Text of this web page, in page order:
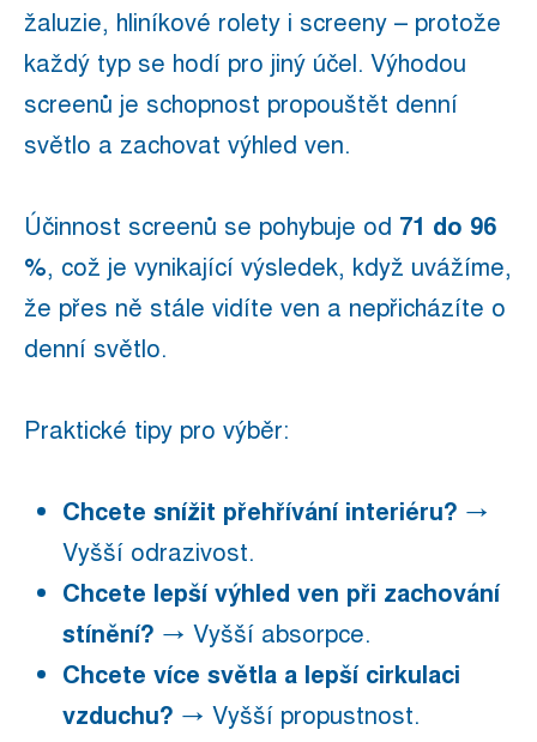
žaluzie, hliníkové rolety i screeny – protože
každý typ se hodí pro jiný účel. Výhodou
screenů je schopnost propouštět denní
světlo a zachovat výhled ven.
Účinnost screenů se pohybuje od 71 do 96
%, což je vynikající výsledek, když uvážíme,
že přes ně stále vidíte ven a nepřicházíte o
denní světlo.
Praktické tipy pro výběr:
Chcete snížit přehřívání interiéru? →
Vyšší odrazivost.
Chcete lepší výhled ven při zachování
stínění? → Vyšší absorpce.
Chcete více světla a lepší cirkulaci
vzduchu? → Vyšší propustnost.